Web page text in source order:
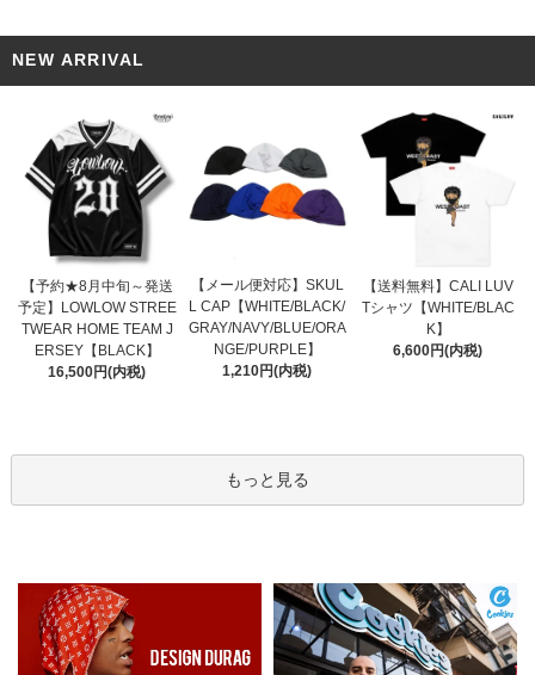
NEW ARRIVAL
【予約★8月中旬～発送
予定】LOWLOW STREE
TWEAR HOME TEAM J
ERSEY【BLACK】
16,500円(内税)
【メール便対応】SKUL
L CAP【WHITE/BLACK/
GRAY/NAVY/BLUE/ORA
NGE/PURPLE】
1,210円(内税)
【送料無料】CALI LUV
Tシャツ【WHITE/BLAC
K】
6,600円(内税)
もっと見る